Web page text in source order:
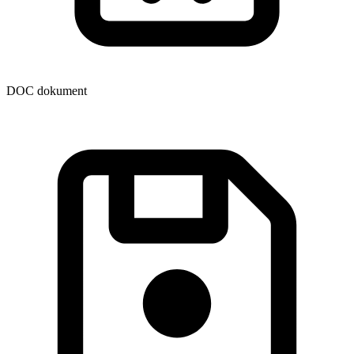
DOC dokument